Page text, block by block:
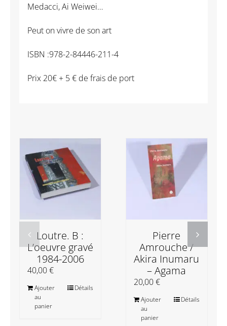
Medacci, Ai Weiwei…
Peut on vivre de son art
ISBN :978-2-84446-211-4
Prix 20€ + 5 € de frais de port
Loutre. B :
L’oeuvre gravé
1984-2006
40,00€
Ajouter
au
panier
Détails
Pierre
Amrouche /
Akira Inumaru
– Agama
20,00€
Ajouter
au
panier
Détails